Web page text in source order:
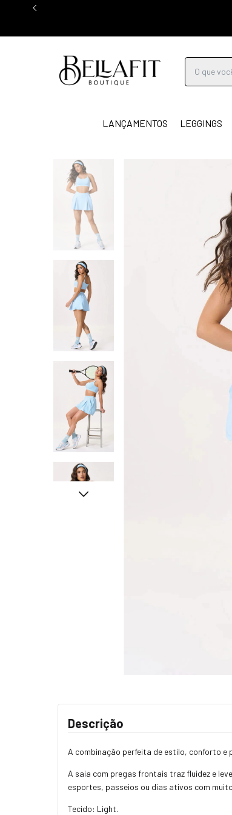
LANÇAMENTOS LEGGINGS
Descrição
A combinação perfeita de estilo, conforto e
A saia com pregas frontais traz fluidez e
esportes, passeios ou dias ativos com
Tecido: Light.